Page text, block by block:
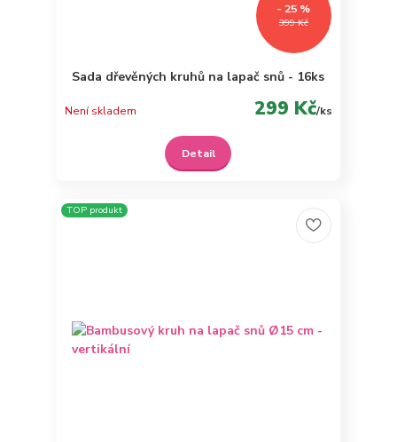
399 Kč
- 25 %
Sada dřevěných kruhů na lapač snů - 16ks
299 Kč/ks
Není skladem
Detail
TOP produkt